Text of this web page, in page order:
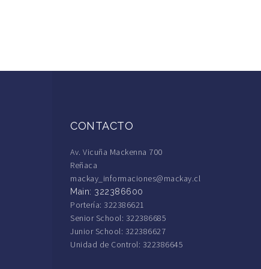
CONTACTO
Av. Vicuña Mackenna 700
Reñaca
mackay_informaciones@mackay.cl
Main: 322386600
Portería: 322386621
Senior School: 322386685
Junior School: 322386627
Unidad de Control: 322386645